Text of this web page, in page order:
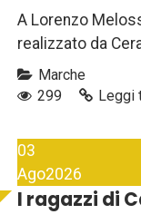
A Lorenzo
realizzato da
Marche
299
Leggi
03
Ago2026
I ragazzi di